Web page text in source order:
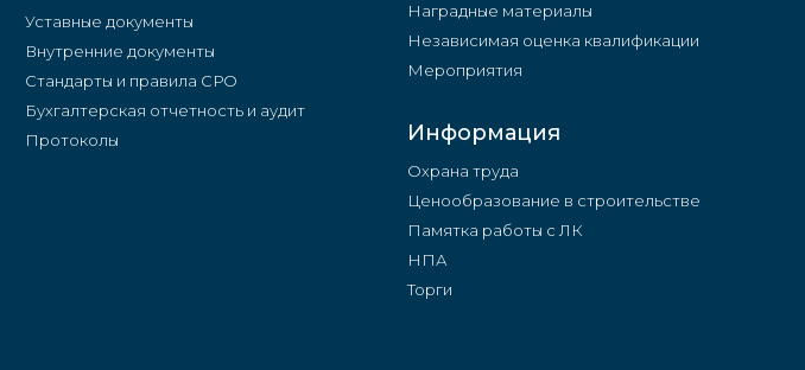
Уставные документы
Внутренние документы
Стандарты и правила СРО
Бухгалтерская отчетность и аудит
Протоколы
Наградные материалы
Независимая оценка квалификации
Мероприятия
Информация
Охрана труда
Ценообразование в строительстве
Памятка работы с ЛК
НПА
Торги